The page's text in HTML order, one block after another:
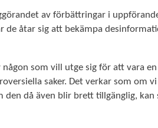
av förbättringar i
åtar sig att bekämpa
som vill utge sig för att vara
saker. Det verkar som
då även blir brett tillgänglig,